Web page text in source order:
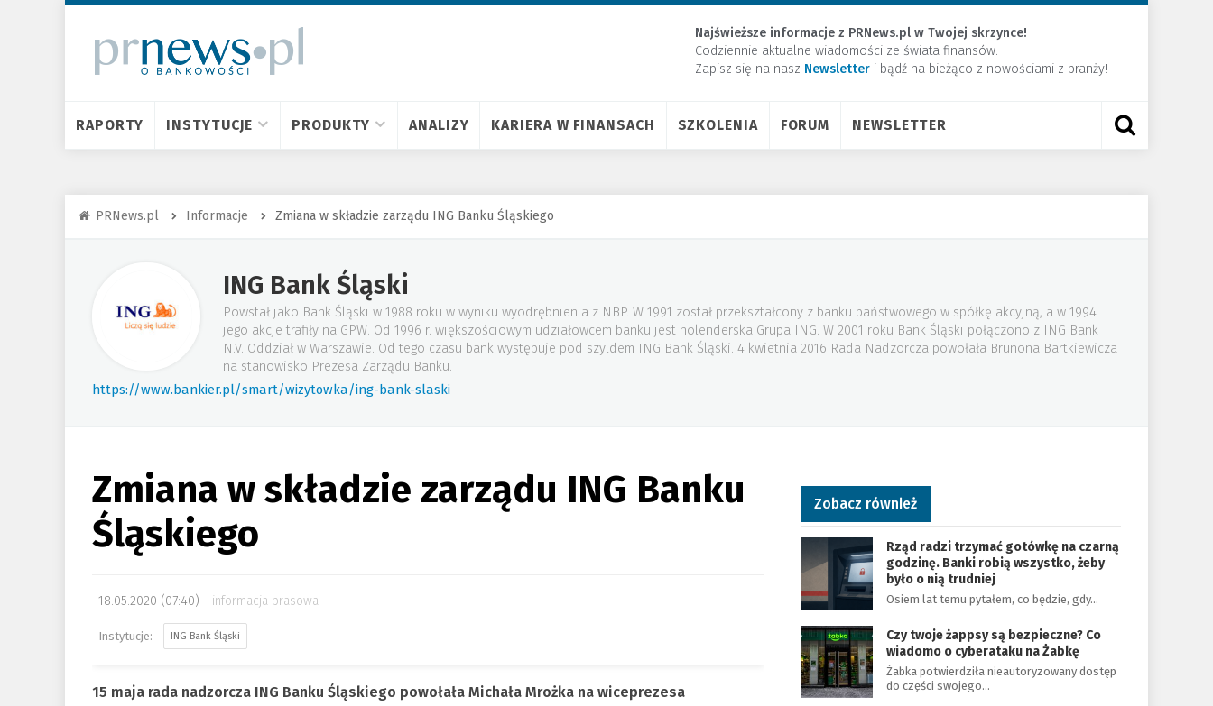
Najświeższe informacje z PRNews.pl w Twojej skrzynce!
Codziennie aktualne wiadomości ze świata finansów.
Zapisz się na nasz Newsletter ​i bądź na bieżąco z nowościami z branży!
RAPORTY INSTYTUCJE PRODUKTY ANALIZY KARIERA W FINANSACH SZKOLENIA FORUM NEWSLETTER
PRNews.pl Informacje Zmiana w składzie zarządu ING Banku Śląskiego
ING Bank Śląski
Powstał jako Bank Śląski w 1988 roku w wyniku wyodrębnienia z NBP. W 1991 został przekształcony z banku państwowego w spółkę akcyjną, a w 1994
jego akcje trafiły na GPW. Od 1996 r. większościowym udziałowcem banku jest holenderska Grupa ING. W 2001 roku Bank Śląski połączono z ING Bank
N.V. Oddział w Warszawie. Od tego czasu bank występuje pod szyldem ING Bank Śląski. 4 kwietnia 2016 Rada Nadzorcza powołała Brunona Bartkiewicza
na stanowisko Prezesa Zarządu Banku.
https://www.bankier.pl/smart/wizytowka/ing-bank-slaski
Zmiana w składzie zarządu ING Banku
Śląskiego
18.05.2020 (07:40) informacja prasowa
ING Bank Śląski
15 maja rada nadzorcza ING Banku Śląskiego powołała Michała Mrożka na wiceprezesa
Zobacz również
Rząd radzi trzymać gotówkę na czarną
godzinę. Banki robią wszystko, żeby
było o nią trudniej
Osiem lat temu pytałem, co będzie, gdy…
Czy twoje żappsy są bezpieczne? Co
wiadomo o cyberataku na Żabkę
Żabka potwierdziła nieautoryzowany dostęp
do części swojego…